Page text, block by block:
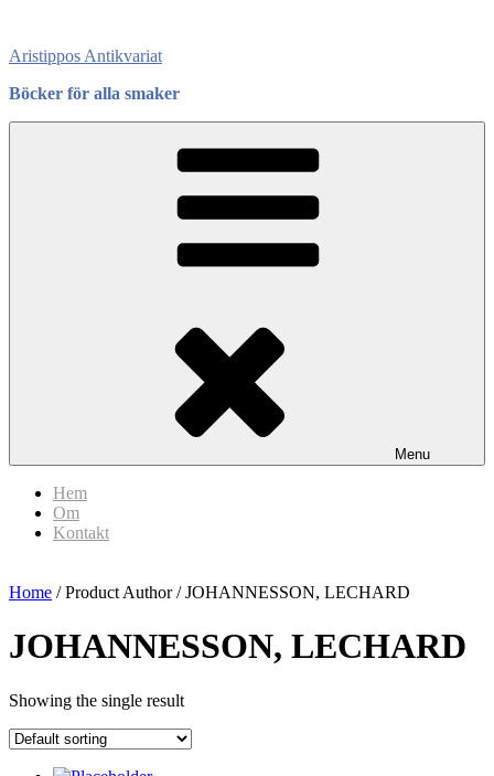
content
Aristippos Antikvariat
Böcker för alla smaker
Menu
Hem
Om
Kontakt
Home / Product Author / JOHANNESSON, LECHARD
JOHANNESSON, LECHARD
Showing the single result